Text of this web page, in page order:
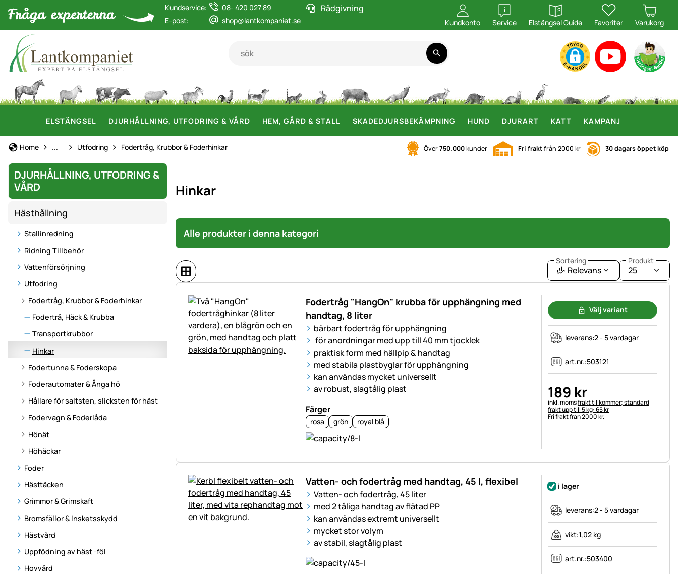
Kundservice:
08- 420 027 89
E-post:
shop@lantkompaniet.se
Rådgivning
Kundkonto Service
öppna
Elstängsel Guide
öppna
Favoriter Varukorg
ELSTÄNGSEL DJURHÅLLNING, UTFODRING & VÅRD HEM, GÅRD & STALL SKADEDJURSBEKÄMPNING HUND DJURART KATT KAMPANJ
Home Hästhållning
... Utfodring Fodertråg, Krubbor & Foderhinkar Över750.000kunder Fri fraktfrån 2000 kr 30 dagars öppet köp
DJURHÅLLNING, UTFODRING &
VÅRD
Hästhållning
Stallinredning
Ridning Tillbehör
Vattenförsörjning
Utfodring
Fodertråg, Krubbor & Foderhinkar
Fodertrå, Häck & Krubba
Transportkrubbor
Hinkar
Fodertunna & Foderskopa
Foderautomater & Ånga hö
Hållare för saltsten, slicksten för häst
Fodervagn & Foderlåda
Hönät
Höhäckar
Foder
Hästtäcken
Grimmor & Grimskaft
Bromsfällor & Insketsskydd
Hästvård
Uppfödning av häst -föl
Hovvård
Hinkar
Alle produkter i denna kategori
Sortering
Relevans
Produkt
25
Fodertråg "HangOn" krubba för upphängning med
handtag, 8 liter
bärbart fodertråg för upphängning
för anordningar med upp till 40 mm tjocklek
praktisk form med hällpip & handtag
med stabila plastbyglar för upphängning
kan användas mycket universellt
av robust, slagtålig plast
Färger
rosa grön royal blå
Välj variant
leverans:2 - 5 vardagar
art.nr.:503121
189 kr
Skatteinformation:
inkl. momsfrakt tillkommer; standard
frakt upp till 5 kg: 65 kr
Fri frakt från 2000 kr.
Vatten- och fodertråg med handtag, 45 l, flexibel
Vatten- och fodertråg, 45 liter
med 2 tåliga handtag av flätad PP
kan användas extremt universellt
mycket stor volym
av stabil, slagtålig plast
i lager
leverans:2 - 5 vardagar
vikt:1,02 kg
art.nr.:503400